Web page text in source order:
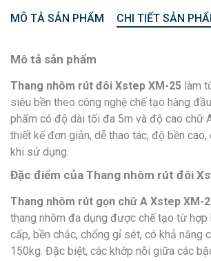
MÔ TẢ SẢN PHẨM CHI TIẾT SẢN
Mô tả sản phẩm
Thang nhôm rút đôi Xstep XM-25 làm
siêu bền theo công nghệ chế tạo hàng
phẩm có độ dài tối đa 5m và độ cao chữ
thiết kế đơn giản, dễ thao tác, độ bền
khi sử dụng.
Đặc điểm của Thang nhôm rút đôi
Thang nhôm rút gọn chữ A Xstep XM-
thang nhôm đa dụng được chế tạo từ hợp
cấp, bền chắc, chống gỉ sét, có khả năng
150kg. Đặc biệt, các khớp nỗi giữa các